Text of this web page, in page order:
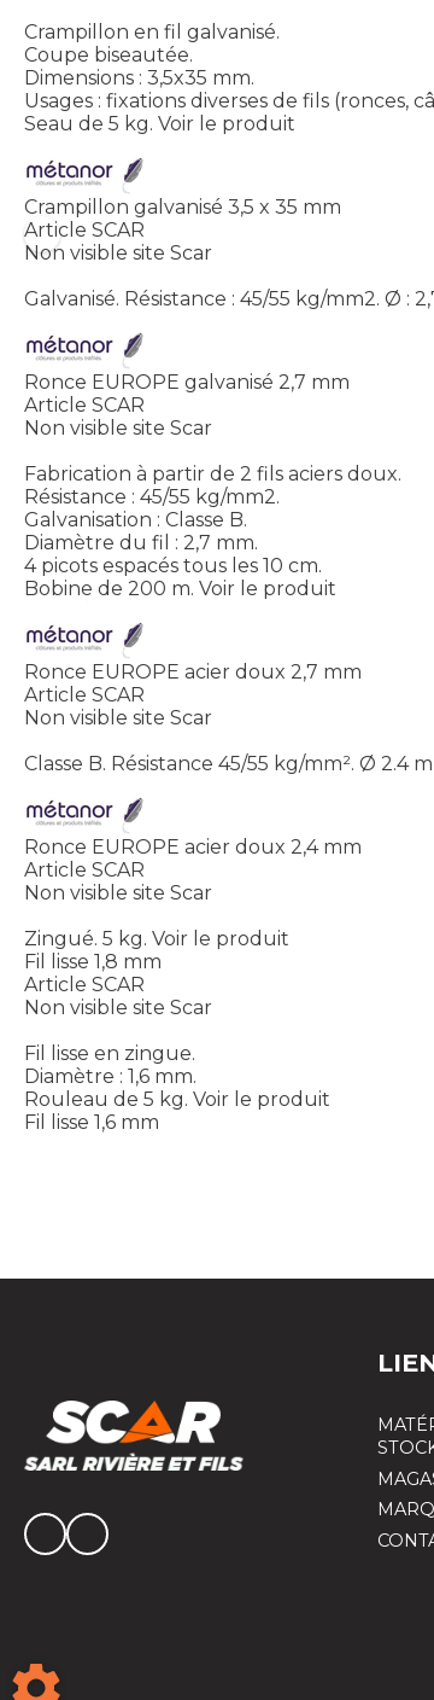
Crampillon en fil galvanisé.
Coupe biseautée.
Dimensions : 3,5x35 mm.
Usages : fixations diverses de fils (ronces,
Seau de 5 kg. Voir le produit
Crampillon galvanisé 3,5 x 35 mm
Article SCAR
Non visible site Scar
Galvanisé. Résistance : 45/55 kg/mm2. Ø :
Ronce EUROPE galvanisé 2,7 mm
Article SCAR
Non visible site Scar
Fabrication à partir de 2 fils aciers doux.
Résistance : 45/55 kg/mm2.
Galvanisation : Classe B.
Diamètre du fil : 2,7 mm.
4 picots espacés tous les 10 cm.
Bobine de 200 m. Voir le produit
Ronce EUROPE acier doux 2,7 mm
Article SCAR
Non visible site Scar
Classe B. Résistance 45/55 kg/mm². Ø 2.4
Ronce EUROPE acier doux 2,4 mm
Article SCAR
Non visible site Scar
Zingué. 5 kg. Voir le produit
Fil lisse 1,8 mm
Article SCAR
Non visible site Scar
Fil lisse en zingue.
Diamètre : 1,6 mm.
Rouleau de 5 kg. Voir le produit
Fil lisse 1,6 mm